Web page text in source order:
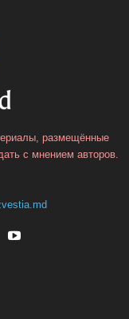
размещённые
с мнением авторов.